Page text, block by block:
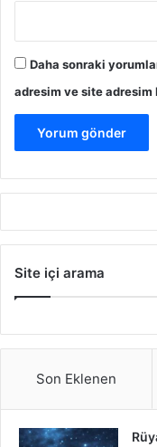
Daha sonraki
adresim ve site adresim
Site içi arama
Son Eklenen